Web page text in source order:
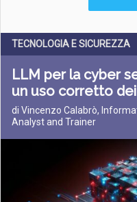
TECNOLOGIA E SICUREZZA
LLM per la cyber
un uso corretto
di Vincenzo Calabrò,
Analyst and Trainer